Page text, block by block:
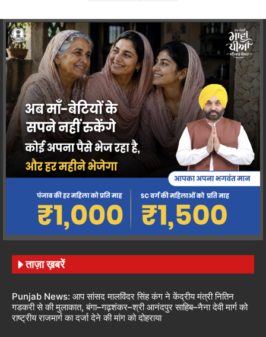
ताज़ा ख़बरें
Punjab News: आप सांसद मालविंदर सिंह कंग ने केंद्रीय मंत्री नितिन
गडकरी से की मुलाकात, बंगा–गढ़शंकर–श्री आनंदपुर साहिब–नैना देवी मार्ग को
राष्ट्रीय राजमार्ग का दर्जा देने की मांग को दोहराया